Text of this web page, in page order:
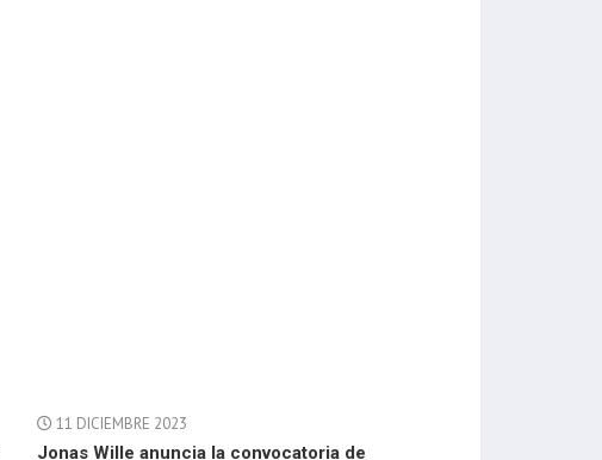
11 DICIEMBRE 2023
Jonas Wille anuncia la convocatoria de